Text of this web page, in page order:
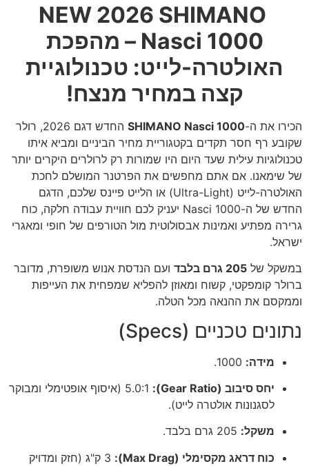
NEW 2026 SHIMANO
Nasci 1000 – מהפכת
האולטרה-לייט: טכנולוגיית
קצה במחיר מנצח!
הכירו את ה-SHIMANO Nasci 1000
החדש דגם 2026, רולר
שקובע רף חסר תקדים בקטגוריית מחיר הביניים ומביא איתו
טכנולוגיות עילית שעד היום היו שמורות רק לרולרים היקרים יותר
של שימאנו. אם אתם מחפשים את הפרטנר המושלם לחכת
האולטרה-לייט (Ultra-Light) או הלייט פיינס שלכם, הדגם
החדש של ה-Nasci 1000 יעניק לכם חוויית עבודה חלקה, כוח
גרירה מפתיע ואמינות אבסולוטית מול הטורפים של חופי ומאגרי
ישראל.
במשקל של 205 גרם בלבד
ועם הנדסת אנוש משופרת, מדובר
ברולר קומפקטי, קשוח ומאוזן להפליא שמפחית את העייפות
וממקסם את ההנאה מכל הטלה.
נתונים טכניים (Specs)
מידה:
יחס סיבוב (Gear Ratio):
5.0:1 (איסוף אופטימלי ומבוקר
לסגנונות אולטרה לייט).
משקל:
כוח דראג מקסימלי (Max Drag):
3 ק"ג (חזק ומדויק